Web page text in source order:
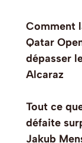
Comment
Qatar
dépasser
Alcaraz
Tout ce
défaite
Jakub